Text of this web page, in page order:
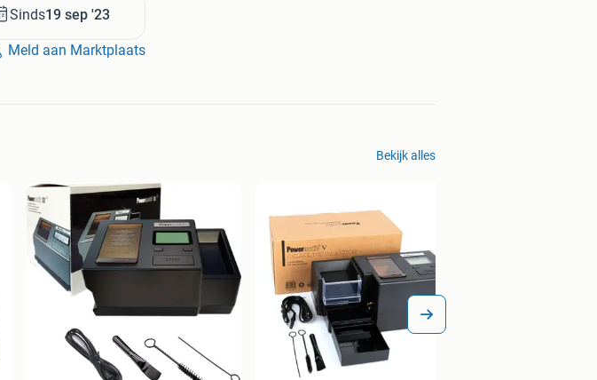
Sinds19 sep '23
Meld aan Marktplaats
Bekijk alles